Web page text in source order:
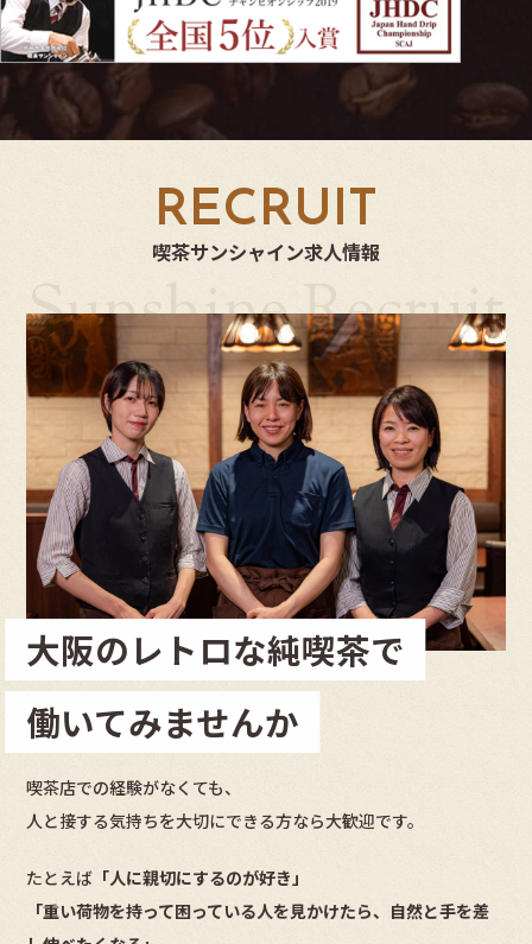
RECRUIT
喫茶サンシャイン求人情報
Sunshine Recruit
大阪のレトロな純喫茶で
働いてみませんか
喫茶店での経験がなくても、
人と接する気持ちを大切にできる方なら大歓迎です。
たとえば 「人に親切にするのが好き」
「重い荷物を持って困っている人を見かけたら、自然と手を差